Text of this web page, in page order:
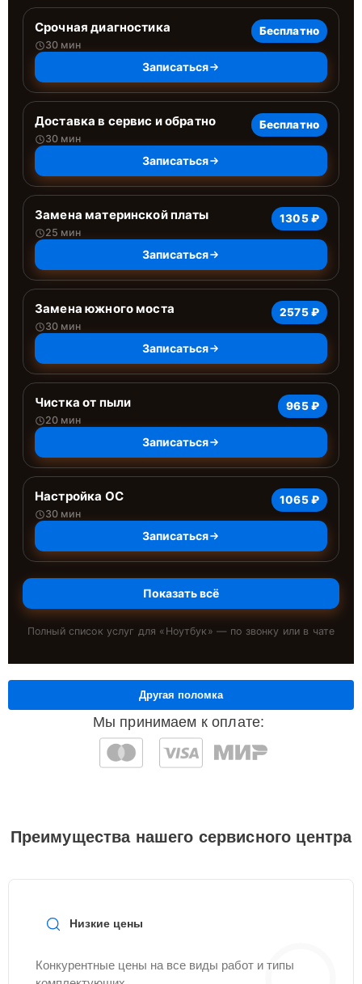
Срочная диагностика
30 мин
Бесплатно
Записаться
Доставка в сервис и обратно
30 мин
Бесплатно
Записаться
Замена материнской платы
25 мин
1305 ₽
Записаться
Замена южного моста
30 мин
2575 ₽
Записаться
Чистка от пыли
20 мин
965 ₽
Записаться
Настройка ОС
30 мин
1065 ₽
Записаться
Показать всё
Полный список услуг для « Ноутбук » — по звонку или в чате
Мы принимаем к оплате:
Другая поломка
Преимущества нашего сервисного центра
Низкие цены
Конкурентные цены на все виды работ и типы